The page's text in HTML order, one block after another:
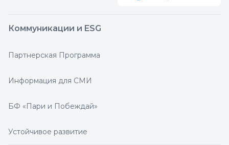
Коммуникации и ESG
Партнерская Программа
Информация для СМИ
БФ «Пари и Побеждай»
Устойчивое развитие